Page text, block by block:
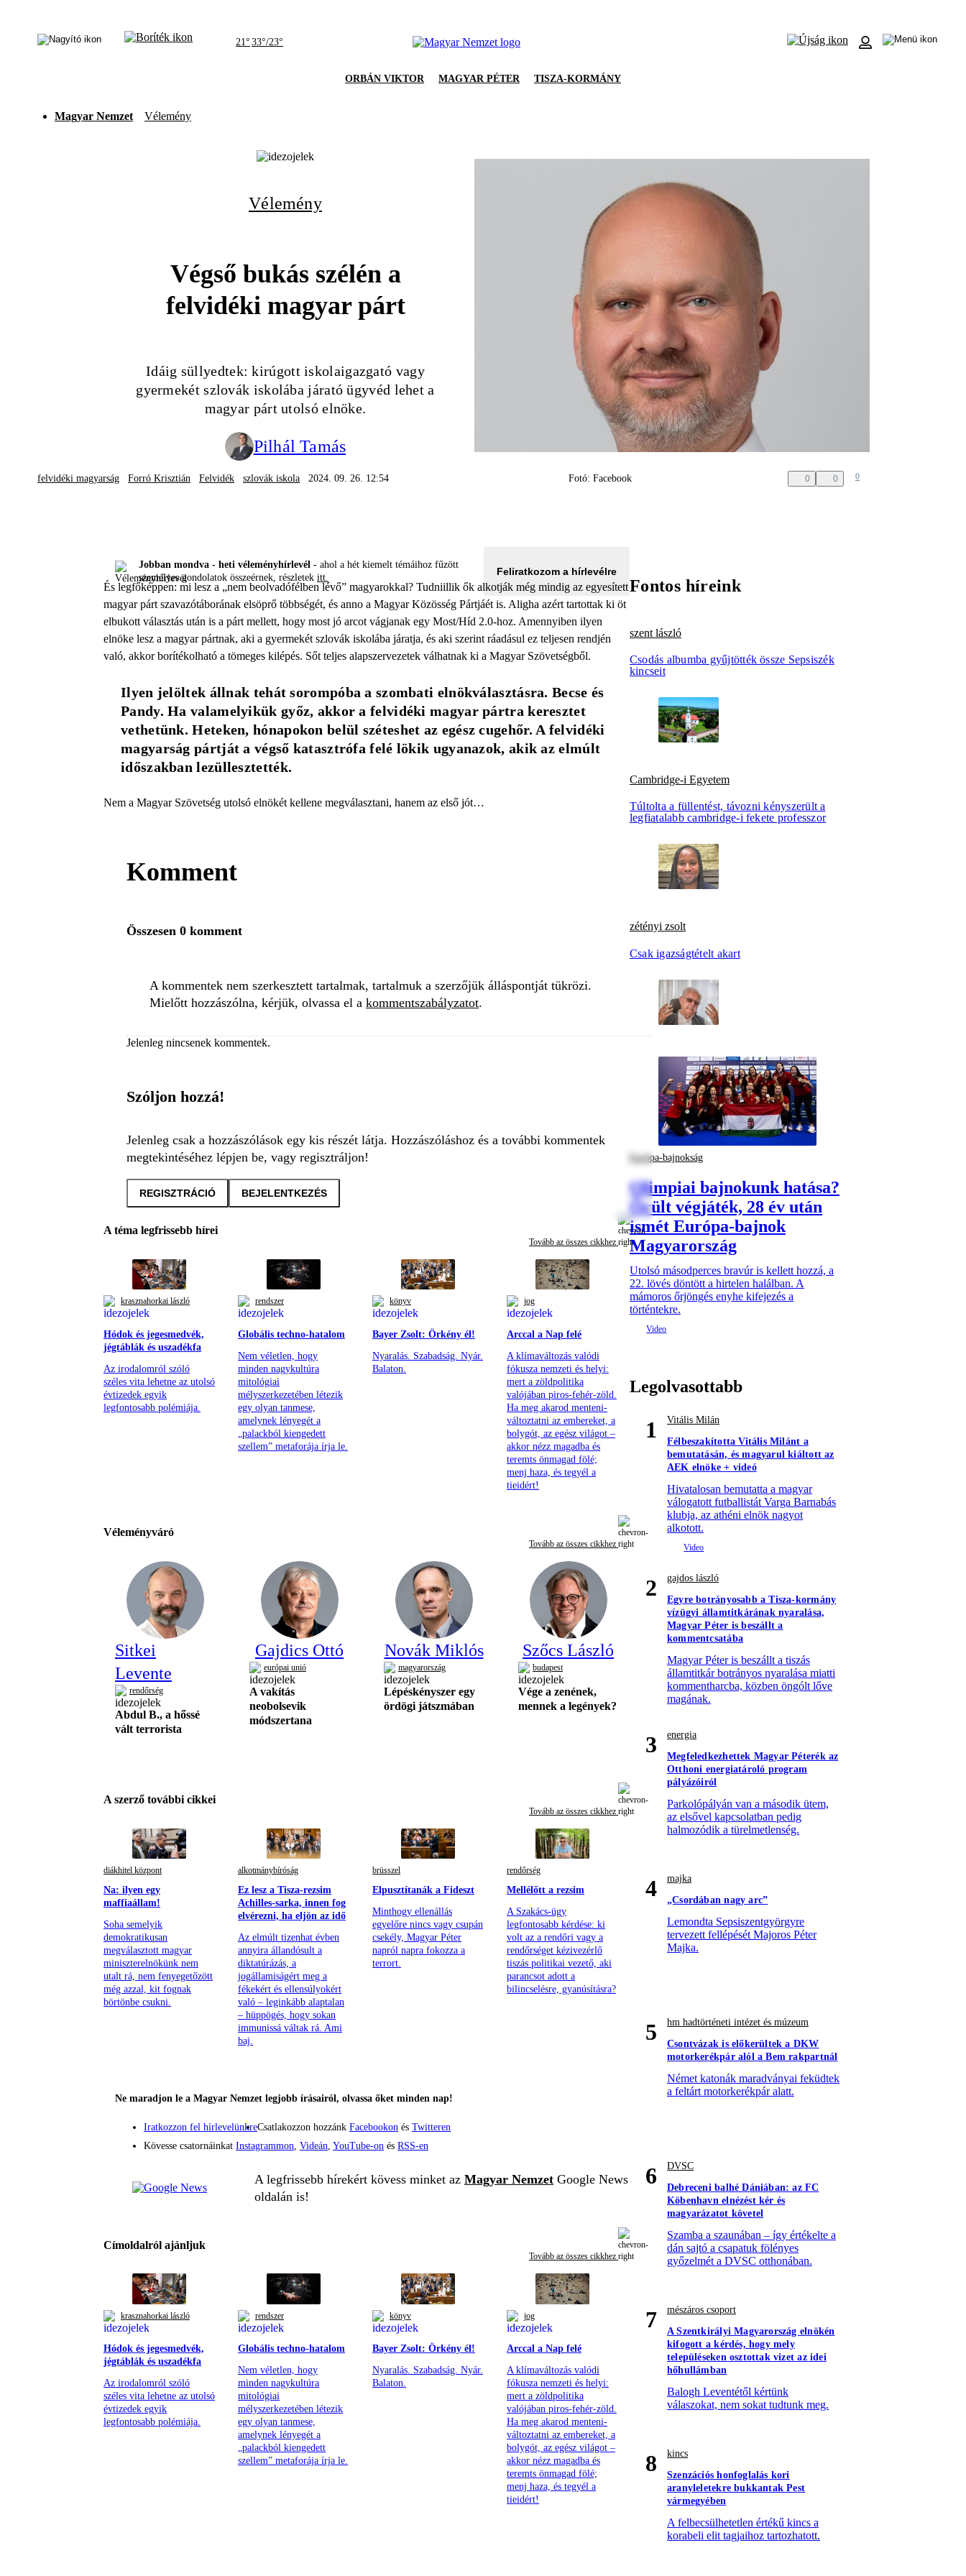
21° 33°/23°
ORBÁN VIKTOR MAGYAR PÉTER TISZA-KORMÁNY
Magyar Nemzet Vélemény
Vélemény
Végső bukás szélén a
felvidéki magyar párt
Idáig süllyedtek: kirúgott iskolaigazgató vagy
gyermekét szlovák iskolába járató ügyvéd lehet a
magyar párt utolsó elnöke.
Pilhál Tamás
felvidéki magyarság Forró Krisztián Felvidék szlovák iskola 2024. 09. 26. 12:54 Fotó: Facebook 0 0 0
Jobban mondva - heti véleményhírlevél - ahol a hét kiemelt témáihoz fűzött
személyes gondolatok összeérnek, részletek itt.
Feliratkozom a hírlevélre
És legfőképpen: mi lesz a „nem beolvadófélben lévő” magyarokkal? Tudniillik ők alkotják még mindig az egyesített
magyar párt szavazótáborának elsöprő többségét, és anno a Magyar Közösség Pártjáét is. Aligha azért tartottak ki öt
elbukott választás után is a párt mellett, hogy most jó arcot vágjanak egy Most/Híd 2.0-hoz. Amennyiben ilyen
elnöke lesz a magyar pártnak, aki a gyermekét szlovák iskolába járatja, és aki szerint ráadásul ez teljesen rendjén
való, akkor borítékolható a tömeges kilépés. Sőt teljes alapszervezetek válhatnak ki a Magyar Szövetségből.
Ilyen jelöltek állnak tehát sorompóba a szombati elnökválasztásra. Becse és
Pandy. Ha valamelyikük győz, akkor a felvidéki magyar pártra keresztet
vethetünk. Heteken, hónapokon belül széteshet az egész cugehőr. A felvidéki
magyarság pártját a végső katasztrófa felé lökik ugyanazok, akik az elmúlt
időszakban lezüllesztették.
Nem a Magyar Szövetség utolsó elnökét kellene megválasztani, hanem az első jót…
Komment
Összesen 0 komment
A kommentek nem szerkesztett tartalmak, tartalmuk a szerzőjük álláspontját tükrözi.
Mielőtt hozzászólna, kérjük, olvassa el a kommentszabályzatot.
Jelenleg nincsenek kommentek.
Szóljon hozzá!
Jelenleg csak a hozzászólások egy kis részét látja. Hozzászóláshoz és a további kommentek
megtekintéséhez lépjen be, vagy regisztráljon!
REGISZTRÁCIÓ BEJELENTKEZÉS
A téma legfrissebb hírei
Tovább az összes cikkhez
krasznahorkai lászló
Hódok és jegesmedvék,
jégtáblák és uszadékfa
Az irodalomról szóló
széles vita lehetne az utolsó
évtizedek egyik
legfontosabb polémiája.
rendszer
Globális techno-hatalom
Nem véletlen, hogy
minden nagykultúra
mitológiai
mélyszerkezetében létezik
egy olyan tanmese,
amelynek lényegét a
„palackból kiengedett
szellem” metaforája írja le.
könyv
Bayer Zsolt: Örkény él!
Nyaralás. Szabadság. Nyár.
Balaton.
jog
Arccal a Nap felé
A klímaváltozás valódi
fókusza nemzeti és helyi:
mert a zöldpolitika
valójában piros-fehér-zöld.
Ha meg akarod menteni-
változtatni az embereket, a
bolygót, az egész világot –
akkor nézz magadba és
teremts önmagad fölé;
menj haza, és tegyél a
tieidért!
Véleményváró
Tovább az összes cikkhez
Sitkei
Levente
rendőrség
Abdul B., a hőssé
vált terrorista
Gajdics Ottó
európai unió
A vakítás
neobolsevik
módszertana
Novák Miklós
magyarország
Lépéskényszer egy
ördögi játszmában
Szőcs László
budapest
Vége a zenének,
mennek a legények?
A szerző további cikkei
Tovább az összes cikkhez
diákhitel központ
Na: ilyen egy
maffiaállam!
Soha semelyik
demokratikusan
megválasztott magyar
miniszterelnökünk nem
utalt rá, nem fenyegetőzött
még azzal, kit fognak
börtönbe csukni.
alkotmánybíróság
Ez lesz a Tisza-rezsim
Achilles-sarka, innen fog
elvérezni, ha eljön az idő
Az elmúlt tizenhat évben
annyira állandósult a
diktatúrázás, a
jogállamiságért meg a
fékekért és ellensúlyokért
való – leginkább alaptalan
– hüppögés, hogy sokan
immunissá váltak rá. Ami
baj.
brüsszel
Elpusztítanák a Fideszt
Minthogy ellenállás
egyelőre nincs vagy csupán
csekély, Magyar Péter
napról napra fokozza a
terrort.
rendőrség
Mellélőtt a rezsim
A Szakács-ügy
legfontosabb kérdése: ki
volt az a rendőri vagy a
rendőrséget kézivezérlő
tiszás politikai vezető, aki
parancsot adott a
bilincselésre, gyanúsításra?
Ne maradjon le a Magyar Nemzet legjobb írásairól, olvassa őket minden nap!
Iratkozzon fel hírlevelünkreCsatlakozzon hozzánk Facebookon és Twitteren
Kövesse csatornáinkat Instagrammon, Videán, YouTube-on és RSS-en
A legfrissebb hírekért kövess minket az Magyar Nemzet Google News
oldalán is!
Címoldalról ajánljuk
Tovább az összes cikkhez
krasznahorkai lászló
Hódok és jegesmedvék,
jégtáblák és uszadékfa
Az irodalomról szóló
széles vita lehetne az utolsó
évtizedek egyik
legfontosabb polémiája.
rendszer
Globális techno-hatalom
Nem véletlen, hogy
minden nagykultúra
mitológiai
mélyszerkezetében létezik
egy olyan tanmese,
amelynek lényegét a
„palackból kiengedett
szellem” metaforája írja le.
könyv
Bayer Zsolt: Örkény él!
Nyaralás. Szabadság. Nyár.
Balaton.
jog
Arccal a Nap felé
A klímaváltozás valódi
fókusza nemzeti és helyi:
mert a zöldpolitika
valójában piros-fehér-zöld.
Ha meg akarod menteni-
változtatni az embereket, a
bolygót, az egész világot –
akkor nézz magadba és
teremts önmagad fölé;
menj haza, és tegyél a
tieidért!
Fontos híreink
szent lászló
Csodás albumba gyűjtötték össze Sepsiszék
kincseit
Cambridge-i Egyetem
Túltolta a füllentést, távozni kényszerült a
legfiatalabb cambridge-i fekete professzor
zétényi zsolt
Csak igazságtételt akart
Európa-bajnokság
Olimpiai bajnokunk hatása?
Őrült végjáték, 28 év után
ismét Európa-bajnok
Magyarország
Utolsó másodperces bravúr is kellett hozzá, a
22. lövés döntött a hirtelen halálban. A
mámoros őrjöngés enyhe kifejezés a
történtekre.
Legolvasottabb
1
Vitális Milán
Félbeszakította Vitális Milánt a
bemutatásán, és magyarul kiáltott az
AEK elnöke + videó
Hivatalosan bemutatta a magyar
válogatott futballistát Varga Barnabás
klubja, az athéni elnök nagyot
alkotott.
2
gajdos lászló
Egyre botrányosabb a Tisza-kormány
vízügyi államtitkárának nyaralása,
Magyar Péter is beszállt a
kommentcsatába
Magyar Péter is beszállt a tiszás
államtitkár botrányos nyaralása miatti
kommentharcba, közben öngólt lőve
magának.
3
energia
Megfeledkezhettek Magyar Péterék az
Otthoni energiatároló program
pályázóiról
Parkolópályán van a második ütem,
az elsővel kapcsolatban pedig
halmozódik a türelmetlenség.
4
majka
„Csordában nagy arc”
Lemondta Sepsiszentgyörgyre
tervezett fellépését Majoros Péter
Majka.
5
hm hadtörténeti intézet és múzeum
Csontvázak is előkerültek a DKW
motorkerékpár alól a Bem rakpartnál
Német katonák maradványai feküdtek
a feltárt motorkerékpár alatt.
6
DVSC
Debreceni balhé Dániában: az FC
Köbenhavn elnézést kér és
magyarázatot követel
Szamba a szaunában – így értékelte a
dán sajtó a csapatuk fölényes
győzelmét a DVSC otthonában.
7
mészáros csoport
A Szentkirályi Magyarország elnökén
kifogott a kérdés, hogy mely
településeken osztottak vizet az idei
hőhullámban
Balogh Leventétől kértünk
válaszokat, nem sokat tudtunk meg.
8
kincs
Szenzációs honfoglalás kori
aranyleletekre bukkantak Pest
vármegyében
A felbecsülhetetlen értékű kincs a
korabeli elit tagjaihoz tartozhatott.